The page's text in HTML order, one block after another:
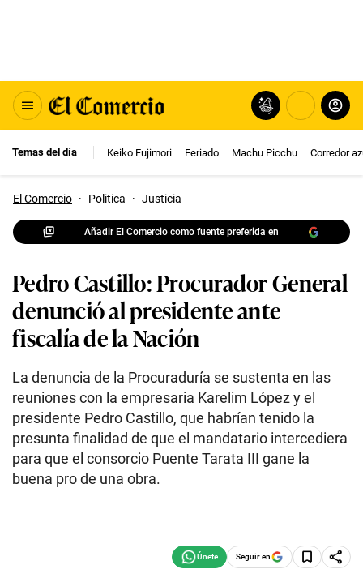
Temas del día Keiko Fujimori Feriado Machu Picchu Corredor
El Comercio · Politica · Justicia
Añadir El Comercio como fuente preferida en
Pedro Castillo: Procurador General
denunció al presidente ante
fiscalía de la Nación
La denuncia de la Procuraduría se sustenta en las
reuniones con la empresaria Karelim López y el
presidente Pedro Castillo, que habrían tenido la
presunta finalidad de que el mandatario intercediera
para que el consorcio Puente Tarata III gane la
buena pro de una obra.
Seguir en